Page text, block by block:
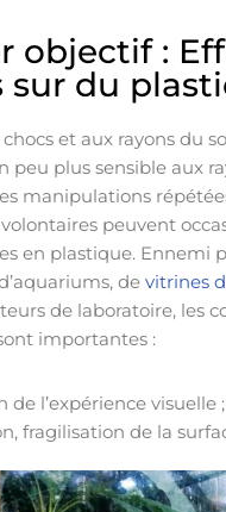
objectif :
sur du
et aux rayons du
peu plus sensible aux
manipulations
peuvent
en plastique. Ennemi
de vitrines
de laboratoire, les
importantes :
de l’expérience visuelle ;
fragilisation de la